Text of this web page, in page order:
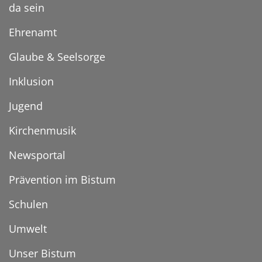
da sein
Ehrenamt
Glaube & Seelsorge
Inklusion
Jugend
Kirchenmusik
Newsportal
Prävention im Bistum
Schulen
Umwelt
Unser Bistum